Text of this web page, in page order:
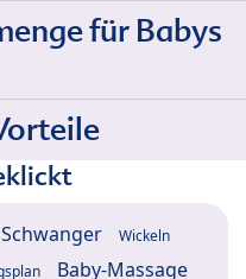
für Babys
Schwanger Wickeln
Baby-Massage